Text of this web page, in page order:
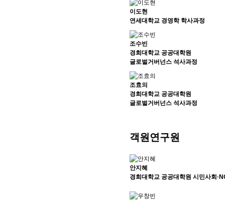
이도현
연세대학교 경영학 학사과정
조수빈
경희대학교 공공대학원
글로벌거버넌스 석사과정
조효의
경희대학교 공공대학원
글로벌거버넌스 석사과정
객원연구원
안지혜
경희대학교 공공대학원 시민사회